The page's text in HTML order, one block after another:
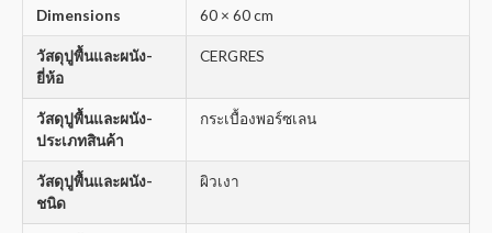
Dimensions 60 × 60 cm
วัสดุปูพื้นและผนัง-
ยี่ห้อ
CERGRES
วัสดุปูพื้นและผนัง-
ประเภทสินค้า
กระเบื้องพอร์ซเลน
วัสดุปูพื้นและผนัง-
ชนิด
ผิวเงา